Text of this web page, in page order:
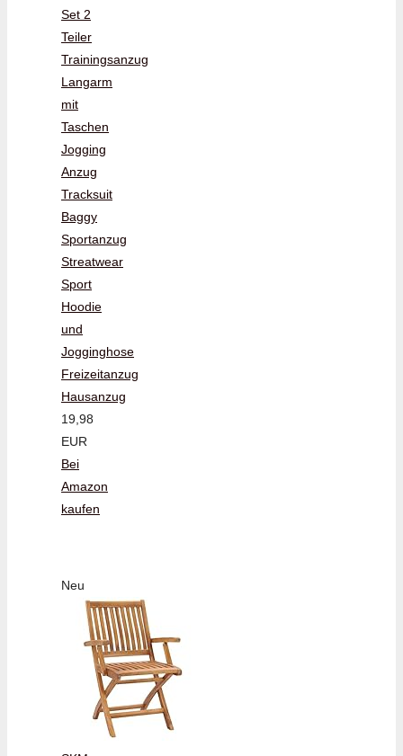
Set 2
Teiler
Trainingsanzug
Langarm
mit
Taschen
Jogging
Anzug
Tracksuit
Baggy
Sportanzug
Streatwear
Sport
Hoodie
und
Jogginghose
Freizeitanzug
Hausanzug
19,98
EUR
Bei
Amazon
kaufen
Neu